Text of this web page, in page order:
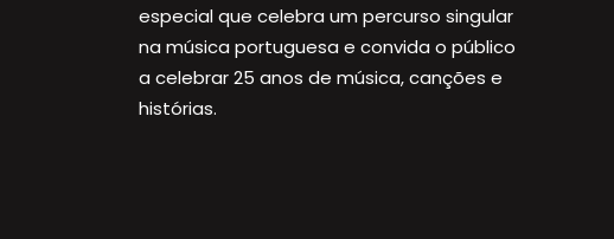
especial que celebra um percurso singular
na música portuguesa e convida o público
a celebrar 25 anos de música, canções e
histórias.